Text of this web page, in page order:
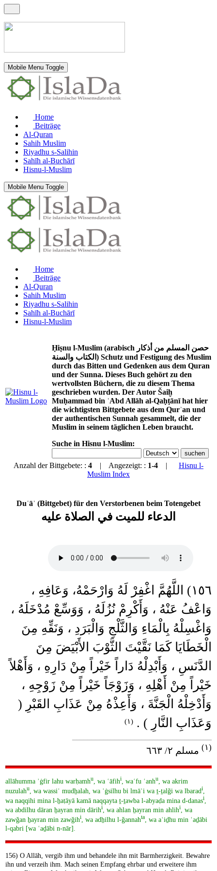
Mobile Menu Toggle
Home
Beiträge
Al-Quran
Sahih Muslim
Riyadhu s-Salihin
Sahīh al-Buchārī
Hisnu-l-Muslim
Mobile Menu Toggle
Home
Beiträge
Al-Quran
Sahih Muslim
Riyadhu s-Salihin
Sahīh al-Buchārī
Hisnu-l-Muslim
Ḥiṣnu l-Muslim (arabisch حصن المسلم من أذكار
الكتاب والسنة) Schutz und Festigung des Muslim
durch das Bitten und Gedenken aus dem Quran
und der Sunna. Dieses Buch gehört zu den
wertvollsten Büchern, die zu diesem Thema
geschrieben wurden. Der Autor Šaiḫ
Muḥammad bin ʿAbd Allāh al-Qaḥṭānī hat hier
die wichtigsten Bittgebete aus dem Qurʾan und
der authentischen Sunnah gesammelt, die der
Muslim in seinem täglichen Leben braucht.
Suche in Hisnu l-Muslim:
Anzahl der Bittgebete: : 4 | Angezeigt: : 1-4 | Hisnu l-
Muslim Index
Duʿāʾ (Bittgebet) für den Verstorbenen beim Totengebet
الدعاء للميت في الصلاة عليه
١٥٦) اللَّهُمَّ اغْفِرْ لَهُ وَارْحَمْهُ، وَعَافِهِ ،
وَاعْفُ عَنْهُ ، وَأَكْرِمْ نُزُلَهُ ، وَوَسِّعْ مُدْخَلَهُ ،
وَاغْسِلْهُ بِالْمَاءِ وَالثَّلْجِ وَالْبَرَدِ ، وَنَقِّهِ مِنَ
الْخَطَايَا كَمَا نَقَّيْتَ الثَّوْبَ الأَبْيَضَ مِنَ
الدَّنَسِ ، وَأَبْدِلْهُ دَاراً خَيْراً مِنْ دَارِهِ ، وَأَهْلاً
خَيْراً مِنْ أَهْلِهِ ، وَزَوْجَاً خَيْراً مِنْ زَوْجِهِ ،
وَأَدْخِلْهُ الْجَنَّةَ ، وَأَعِذْهُ مِنْ عَذَابِ القَبْرِ (
وَعَذَابِ النَّارِ ) . (١)
(١) مسلم ٢/ ٦٦٣
allāhumma ʾġfir lahu warḥamhu, wa ʿāfihi, waʿfu ʿanhu, wa akrim
nuzulahu , wa wassiʿ mudẖalah, wa ʾġsilhu bi lmāʾi wa ṯ-ṯalǧi wa lbaradi
wa naqqihi mina l-ẖaṭāyā kamā naqqayta ṯ-ṯawba l-abyaḍa mina d-danasi
wa abdilhu dāran ẖayran min dārihi, wa ahlan ẖayran min ahlihi, wa
zawǧan ẖayran min zawǧihi , wa adẖilhu l-ǧannahta , wa aʿiḏhu min ʿaḏābi
l-qabri [wa ʿaḏābi n-nār].
156) O Allāh, vergib ihm und behandele ihn mit Barmherzigkeit. Bewahre
ihn und verzeih ihm. Mach seinen Empfang ehrbar und erweitere ihm